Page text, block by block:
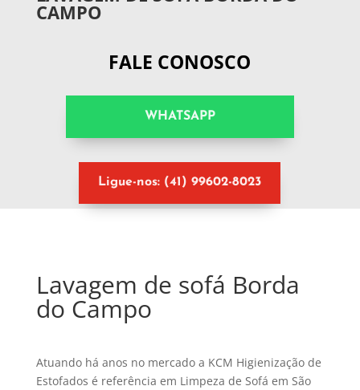
CAMPO
FALE CONOSCO
WHATSAPP
Ligue-nos: (41) 99602-8023
Lavagem de sofá Borda
do Campo
Atuando há anos no mercado a KCM Higienização de
Estofados é referência em Limpeza de Sofá em São